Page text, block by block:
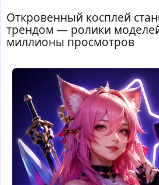
Откровенный косплей
трендом — ролики
миллионы просмотров